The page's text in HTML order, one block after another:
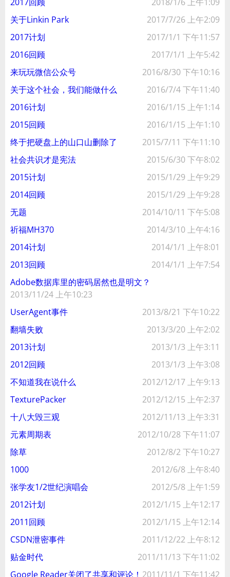
关于Linkin Park
2017/7/26 上午2:09
2017计划
2017/1/1 下午11:57
2016回顾
2017/1/1 上午5:42
来玩玩微信公众号
2016/8/30 下午10:16
关于这个社会，我们能做什么
2016/7/4 下午11:40
2016计划
2016/1/15 上午1:14
2015回顾
2016/1/15 上午1:10
终于把硬盘上的山口山删除了
2015/7/11 下午11:10
社会共识才是宪法
2015/6/30 下午8:02
2015计划
2015/1/29 上午9:29
2014回顾
2015/1/29 上午9:28
无题
2014/10/11 下午5:08
祈福MH370
2014/3/10 上午4:16
2014计划
2014/1/1 上午8:01
2013回顾
2014/1/1 上午7:54
Adobe数据库里的密码居然也是明文？
2013/11/24 上午10:23
UserAgent事件
2013/8/21 下午10:22
翻墙失败
2013/3/20 上午2:02
2013计划
2013/1/3 上午3:11
2012回顾
2013/1/3 上午3:08
不知道我在说什么
2012/12/17 上午9:13
TexturePacker
2012/12/15 上午2:37
十八大毁三观
2012/11/13 上午3:31
元素周期表
2012/10/28 下午11:07
除草
2012/8/2 下午10:27
1000
2012/6/8 上午8:40
张学友1/2世纪演唱会
2012/5/8 上午1:59
2012计划
2012/1/15 上午12:17
2011回顾
2012/1/15 上午12:14
CSDN泄密事件
2011/12/22 上午8:12
贴金时代
2011/11/13 下午11:02
Google Reader关闭了共享和评论！ 2011/11/1 下午11:42